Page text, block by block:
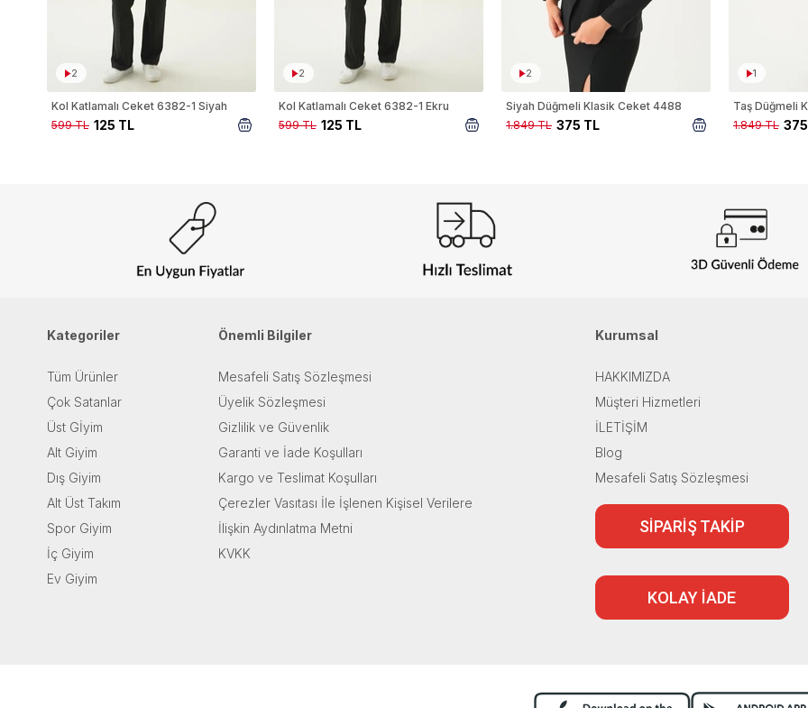
2
Kol Katlamalı Ceket 6382-1 Siyah
125 TL
599 TL
2
Kol Katlamalı Ceket 6382-1 Ekru
125 TL
599 TL
2
Siyah Düğmeli Klasik Ceket 4488
375 TL
1.849 TL
1
Taş Düğmeli
1.849 TL
Kategoriler
Tüm Ürünler
Çok Satanlar
Üst Gİyim
Alt Giyim
Dış Giyim
Alt Üst Takım
Spor Giyim
İç Giyim
Ev Giyim
Önemli Bilgiler
Mesafeli Satış Sözleşmesi
Üyelik Sözleşmesi
Gizlilik ve Güvenlik
Garanti ve İade Koşulları
Kargo ve Teslimat Koşulları
Çerezler Vasıtası İle İşlenen Kişisel Verilere
İlişkin Aydınlatma Metni
KVKK
Kurumsal
HAKKIMIZDA
Müşteri Hizmetleri
İLETİŞİM
Blog
Mesafeli Satış Sözleşmesi
SİPARİŞ TAKİP
KOLAY İADE